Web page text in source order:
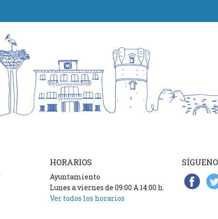
HORARIOS
Ayuntamiento
Lunes a viernes de 09:00 A 14:00 h.
Ver todos los horarios